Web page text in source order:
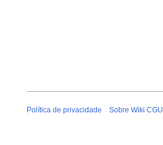
Política de privacidade Sobre Wiki CGU